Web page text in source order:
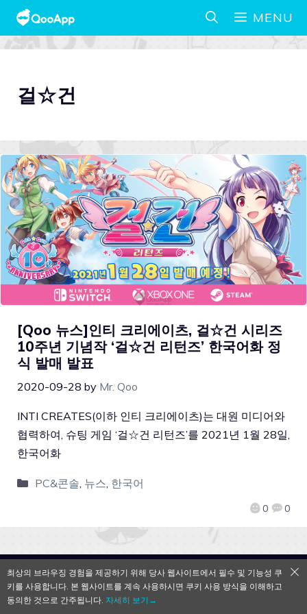
MENU
걸☆건
[Qoo 뉴스]인티 크리에이츠, 걸☆건 시리즈
10주년 기념작 ‘걸☆건 리턴즈’ 한국어화 정
식 발매 발표
2020-09-28 by Mr. Qoo
0 0
INTI CREATES(이하 인티 크리에이츠)는 대원 미디어와
협력하여, 슈팅 게임 ‘걸☆건 리턴즈’를 2021년 1월 28일,
한국어화
PC&콘솔 뉴스 한국어
QooApp Limited © 2026
최상의 브라우징 경험을 제공하기 위해 당사 웹사이트에서 필수 및 기능성 쿠
키를 사용합니다. 본 웹사이트를 계속 사용하시면 쿠키 사용 방식을 이해하고
동의한 것으로 간주됩니다. 자세히 보기→